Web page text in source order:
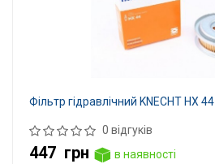
Фільтр гідравлічний KNECHT HX 44
0 відгуків
447 грн
в наявності